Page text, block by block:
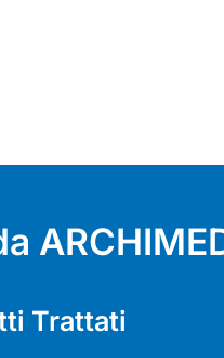
Trattati